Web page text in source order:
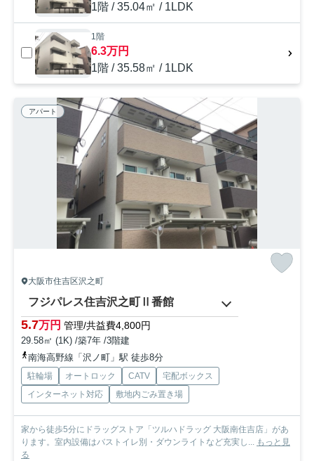
1階 / 35.04㎡ / 1LDK
1階
6.3万円
1階 / 35.58㎡ / 1LDK
アパート
大阪市住吉区沢之町
フジパレス住吉沢之町Ⅱ番館
5.7万円 管理/共益費4,800円
29.58㎡ (1K) /築7年 /3階建
南海高野線「沢ノ町」駅 徒歩8分
駐輪場 オートロック CATV
宅配ボックス
インターネット対応
敷地内ごみ置き場
家から徒歩5分にドラッグストア「ツルハドラッグ 大阪南住吉店」があ
ります。室内設備はバストイレ別・ダウンライトなど充実し... もっと見
る